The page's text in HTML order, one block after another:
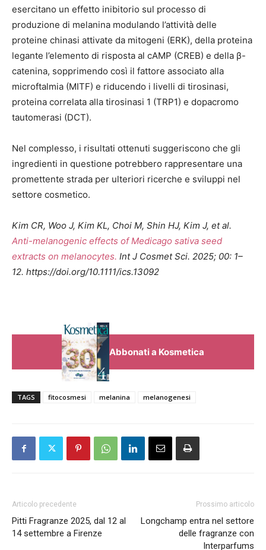
esercitano un effetto inibitorio sul processo di
produzione di melanina modulando l’attività delle
proteine chinasi attivate da mitogeni (ERK), della proteina
legante l’elemento di risposta al cAMP (CREB) e della β-
catenina, sopprimendo così il fattore associato alla
microftalmia (MITF) e riducendo i livelli di tirosinasi,
proteina correlata alla tirosinasi 1 (TRP1) e dopacromo
tautomerasi (DCT).
Nel complesso, i risultati ottenuti suggeriscono che gli
ingredienti in questione potrebbero rappresentare una
promettente strada per ulteriori ricerche e sviluppi nel
settore cosmetico.
Kim CR, Woo J, Kim KL, Choi M, Shin HJ, Kim J, et al.
Anti-melanogenic effects of Medicago sativa seed
extracts on melanocytes. Int J Cosmet Sci. 2025; 00: 1–
12. https://doi.org/10.1111/ics.13092
Abbonati a Kosmetica
TAGS fitocosmesi melanina melanogenesi
Articolo precedente
Pitti Fragranze 2025, dal 12 al
14 settembre a Firenze
Prossimo articolo
Longchamp entra nel settore
delle fragranze con
Interparfums